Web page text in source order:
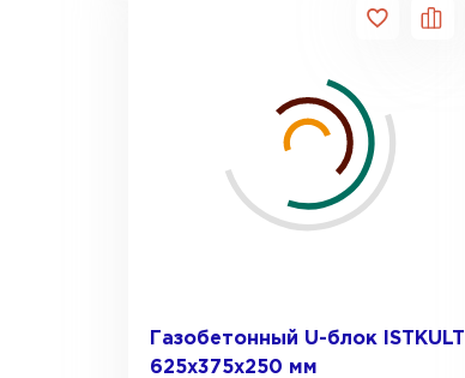
Газобетонный U-блок ISTKULT
625х375х250 мм